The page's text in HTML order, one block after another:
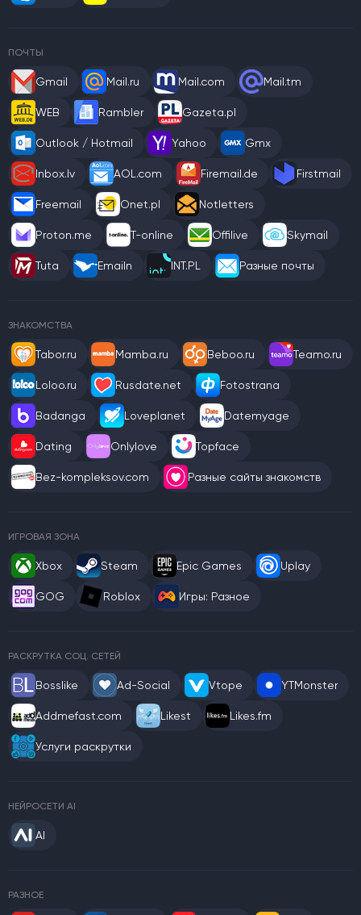
ПОЧТЫ
Gmail Mail.ru Mail.com Mail.tm
WEB Rambler Gazeta.pl
Outlook / Hotmail Yahoo Gmx
Inbox.lv AOL.com Firemail.de Firstmail
Freemail Onet.pl Notletters
Proton.me T-online Offilive Skymail
Tuta Emailn INT.PL Разные почты
ЗНАКОМСТВА
Tabor.ru Mamba.ru Beboo.ru Teamo.ru
Loloo.ru Rusdate.net Fotostrana
Badanga Loveplanet Datemyage
Dating Onlylove Topface
Bez-kompleksov.com Разные сайты знакомств
ИГРОВАЯ ЗОНА
Xbox Steam Epic Games Uplay
GOG Roblox Игры: Разное
РАСКРУТКА СОЦ. СЕТЕЙ
Bosslike Ad-Social Vtope YTMonster
Addmefast.com Likest Likes.fm
Услуги раскрутки
НЕЙРОСЕТИ AI
AI
РАЗНОЕ